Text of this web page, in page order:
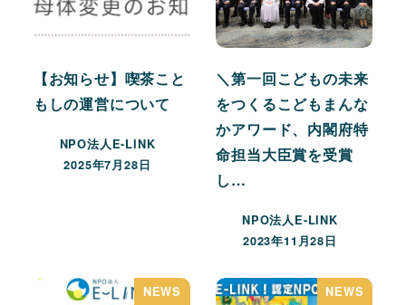
【お知らせ】喫茶こと
もしの運営について
NPO法人E-LINK
2025年7月28日
＼第一回こどもの未来
をつくるこどもまんな
かアワード、内閣府特
命担当大臣賞を受賞
し…
NPO法人E-LINK
2023年11月28日
NEWS NEWS